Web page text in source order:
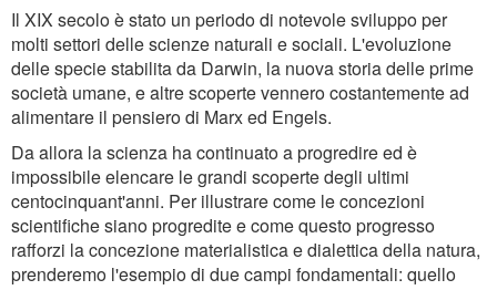
Il XIX secolo è stato un periodo di notevole sviluppo per
molti settori delle scienze naturali e sociali. L'evoluzione
delle specie stabilita da Darwin, la nuova storia delle prime
società umane, e altre scoperte vennero costantemente ad
alimentare il pensiero di Marx ed Engels.
Da allora la scienza ha continuato a progredire ed è
impossibile elencare le grandi scoperte degli ultimi
centocinquant'anni. Per illustrare come le concezioni
scientifiche siano progredite e come questo progresso
rafforzi la concezione materialistica e dialettica della natura,
prenderemo l'esempio di due campi fondamentali: quello